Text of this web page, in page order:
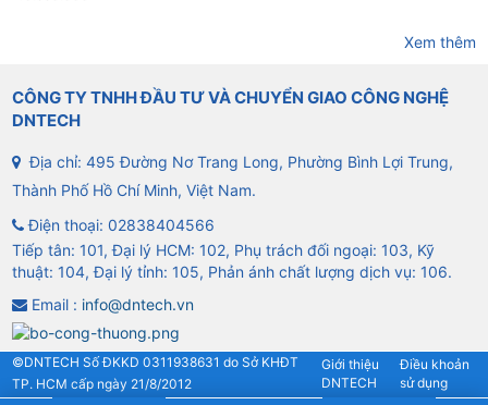
Xem thêm
CÔNG TY TNHH ĐẦU TƯ VÀ CHUYỂN GIAO CÔNG NGHỆ
DNTECH
Địa chỉ: 495 Đường Nơ Trang Long, Phường Bình Lợi Trung,
Thành Phố Hồ Chí Minh, Việt Nam.
Điện thoại: 02838404566
Tiếp tân: 101, Đại lý HCM: 102, Phụ trách đối ngoại: 103, Kỹ
thuật: 104, Đại lý tỉnh: 105, Phản ánh chất lượng dịch vụ: 106.
Email : info@dntech.vn
©DNTECH Số ĐKKD 0311938631 do Sở KHĐT
TP. HCM cấp ngày 21/8/2012
Giới thiệu
DNTECH
Điều khoản
sử dụng